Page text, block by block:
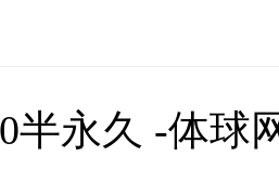
半永久 -体球